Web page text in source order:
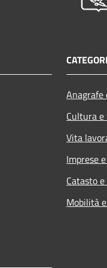
Cultura
Vita
Imprese
Catasto
Mobilità